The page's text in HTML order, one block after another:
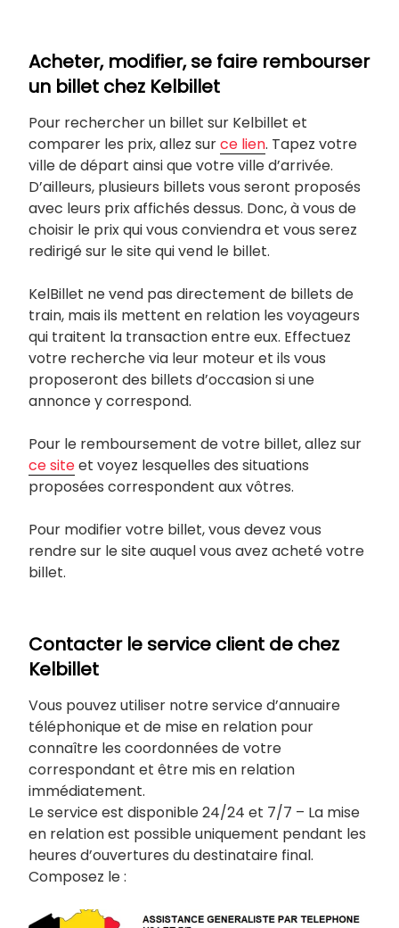
Acheter, modifier, se faire rembourser
un billet chez Kelbillet
Pour rechercher un billet sur Kelbillet et
comparer les prix, allez surce lien. Tapez votre
ville de départ ainsi que votre ville d’arrivée.
D’ailleurs, plusieurs billets vous seront proposés
avec leurs prix affichés dessus. Donc, à vous de
choisir le prix qui vous conviendra et vous serez
redirigé sur le site qui vend le billet.
KelBillet ne vend pas directement de billets de
train, mais ils mettent en relation les voyageurs
qui traitent la transaction entre eux. Effectuez
votre recherche via leur moteur et ils vous
proposeront des billets d’occasion si une
annonce y correspond.
Pour le remboursement de votre billet, allez sur
ce siteet voyez lesquelles des situations
proposées correspondent aux vôtres.
Pour modifier votre billet, vous devez vous
rendre sur le site auquel vous avez acheté votre
billet.
Contacter le service client de chez
Kelbillet
Vous pouvez utiliser notre service d’annuaire
téléphonique et de mise en relation pour
connaître les coordonnées de votre
correspondant et être mis en relation
immédiatement.
Le service est disponible 24/24 et 7/7 – La mise
en relation est possible uniquement pendant les
heures d’ouvertures du destinataire final.
Composez le :